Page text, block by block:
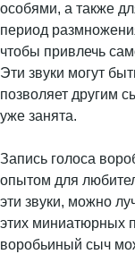
особями, а также
период
чтобы привлечь
Эти звуки могут
позволяет другим
уже занята.
Запись голоса
опытом для
эти звуки, можно
этих миниатюрных
воробьиный сыч